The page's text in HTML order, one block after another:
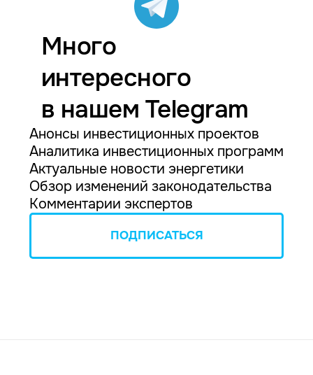
Много
интересного
в нашем Telegram
Анонсы инвестиционных проектов
Аналитика инвестиционных программ
Актуальные новости энергетики
Обзор изменений законодательства
Комментарии экспертов
ПОДПИСАТЬСЯ